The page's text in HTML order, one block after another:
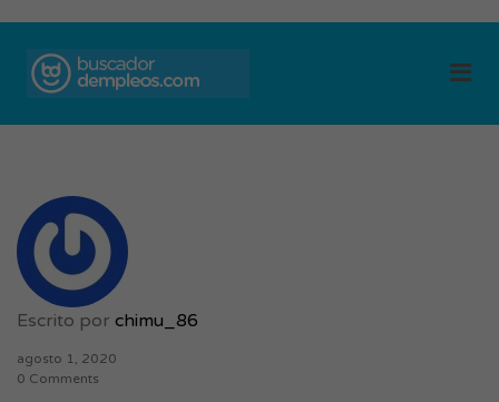
Escrito por chimu_86
agosto 1, 2020
0 Comments